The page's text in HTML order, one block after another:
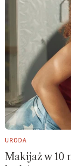
URODA
Makijaż w 10